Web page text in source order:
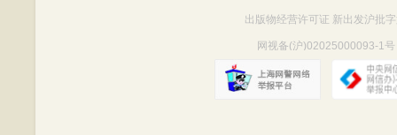
出版物经营许可证 新出发沪批
网视备(沪)02025000093-1